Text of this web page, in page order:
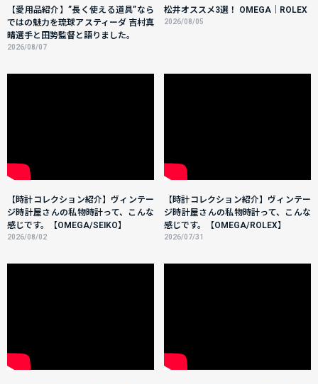
【愛用品紹介】”長く使える道具”なら
ではの魅力を琉球アスティーダ 吉村真
晴選手と田㔟監督と語りました。
2026/08/07
松井オススメ3選！ OMEGA｜ROLEX
2026/08/05
【時計コレクション紹介】ヴィンテー
ジ時計屋さんの私物時計って、こんな
感じです。【OMEGA/SEIKO】
2026/08/02
【時計コレクション紹介】ヴィンテー
ジ時計屋さんの私物時計って、こんな
感じです。【OMEGA/ROLEX】
2026/07/31